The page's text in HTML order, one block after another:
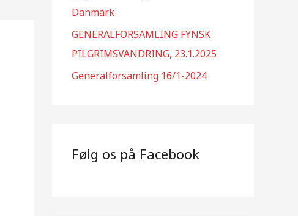
Danmark
GENERALFORSAMLING FYNSK
PILGRIMSVANDRING, 23.1.2025
Generalforsamling 16/1-2024
Følg os på Facebook